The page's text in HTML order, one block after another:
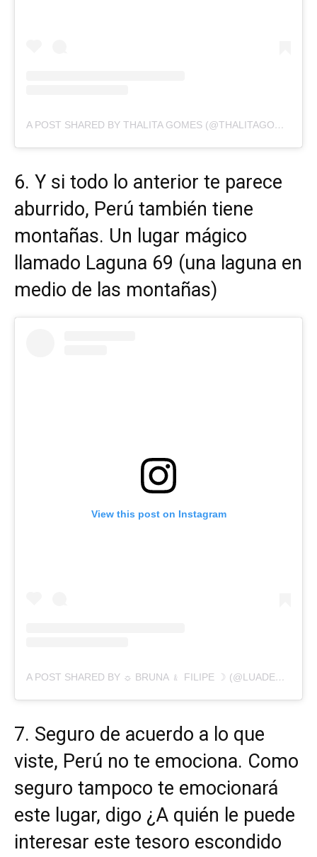
A POST SHARED BY THALITA GOMES (@THALITAGOMES)
6. Y si todo lo anterior te parece
aburrido, Perú también tiene
montañas. Un lugar mágico
llamado Laguna 69 (una laguna en
medio de las montañas)
View this post on Instagram
A POST SHARED BY ☼ BRUNA ﹠ FILIPE ☽ (@LUADEMUNDO)
7. Seguro de acuerdo a lo que
viste, Perú no te emociona. Como
seguro tampoco te emocionará
este lugar, digo ¿A quién le puede
interesar este tesoro escondido